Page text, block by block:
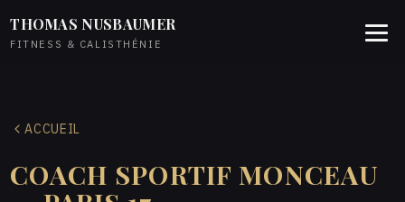
THOMAS NUSBAUMER
FITNESS & CALISTHÉNIE
ACCUEIL
COACH SPORTIF MONCEAU